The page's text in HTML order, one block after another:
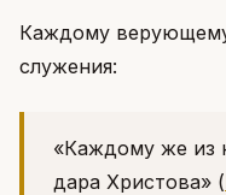
Каждому
служения:
«Каждому же из
дара Христова» (